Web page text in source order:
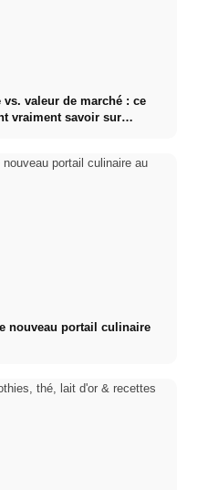
vs. valeur de marché : ce
vraiment savoir sur
nouveau portail culinaire